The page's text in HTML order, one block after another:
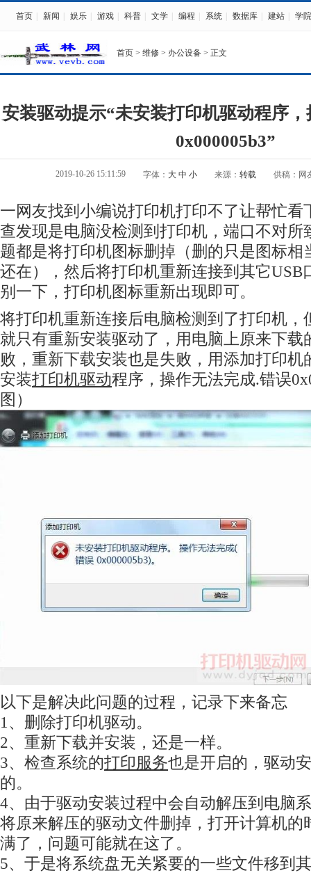
首页 新闻 娱乐 游戏 科普 文学 编程 系统 数据库 建站 学院
首页 > 维修 > 办公设备 > 正文
安装驱动提示“未安装打印机驱动程序
0x000005b3”
2019-10-26 15:11:59 字体： 大 中 小 来源： 转载 供稿：网
一网友找到小编说打印机打印不了让帮忙看
查发现是电脑没检测到打印机，端口不对所
题都是将打印机图标删掉（删的只是图标相
还在），然后将打印机重新连接到其它USB
别一下，打印机图标重新出现即可。
将打印机重新连接后电脑检测到了打印机，
就只有重新安装驱动了，用电脑上原来下载
败，重新下载安装也是失败，用添加打印机
安装打印机驱动程序，操作无法完成.错误
图）
以下是解决此问题的过程，记录下来备忘
1、删除打印机驱动。
2、重新下载并安装，还是一样。
3、检查系统的打印服务也是开启的，驱动
的。
4、由于驱动安装过程中会自动解压到电脑
将原来解压的驱动文件删掉，打开计算机的
满了，问题可能就在这了。
5、于是将系统盘无关紧要的一些文件移到